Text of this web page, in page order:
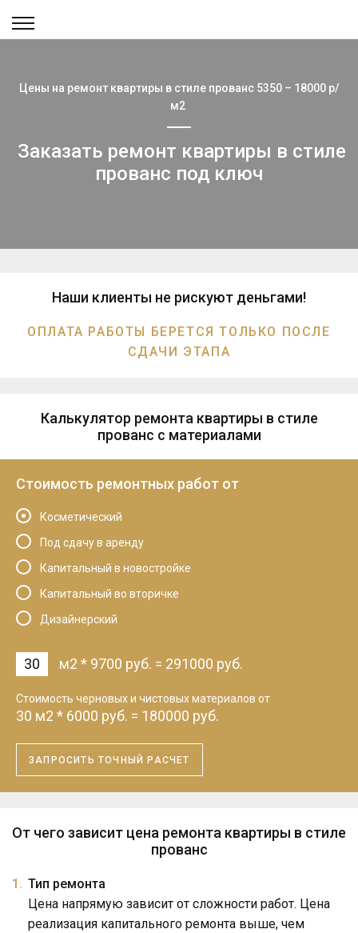
Цены на ремонт квартиры в стиле прованс 5350 – 18000 р/
м2
Заказать ремонт квартиры в стиле
прованс под ключ
Наши клиенты не рискуют деньгами!
ОПЛАТА РАБОТЫ БЕРЕТСЯ ТОЛЬКО ПОСЛЕ
СДАЧИ ЭТАПА
Калькулятор ремонта квартиры в стиле
прованс с материалами
Стоимость ремонтных работ от
Косметический
Под сдачу в аренду
Капитальный в новостройке
Капитальный во вторичке
Дизайнерский
м2 * 9700 руб. = 291000 руб.
Cтоимость черновых и чистовых материалов от
30 м2 * 6000 руб. = 180000 руб.
ЗАПРОСИТЬ ТОЧНЫЙ РАСЧЕТ
От чего зависит цена ремонта квартиры в стиле
прованс
Тип ремонта
Цена напрямую зависит от сложности работ. Цена
реализация капитального ремонта выше, чем